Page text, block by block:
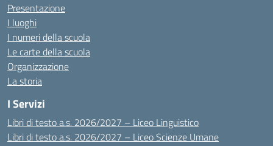
Presentazione
I luoghi
I numeri della scuola
Le carte della scuola
Organizzazione
La storia
I Servizi
Libri di testo a.s. 2026/2027 – Liceo Linguistico
Libri di testo a.s. 2026/2027 – Liceo Scienze Umane